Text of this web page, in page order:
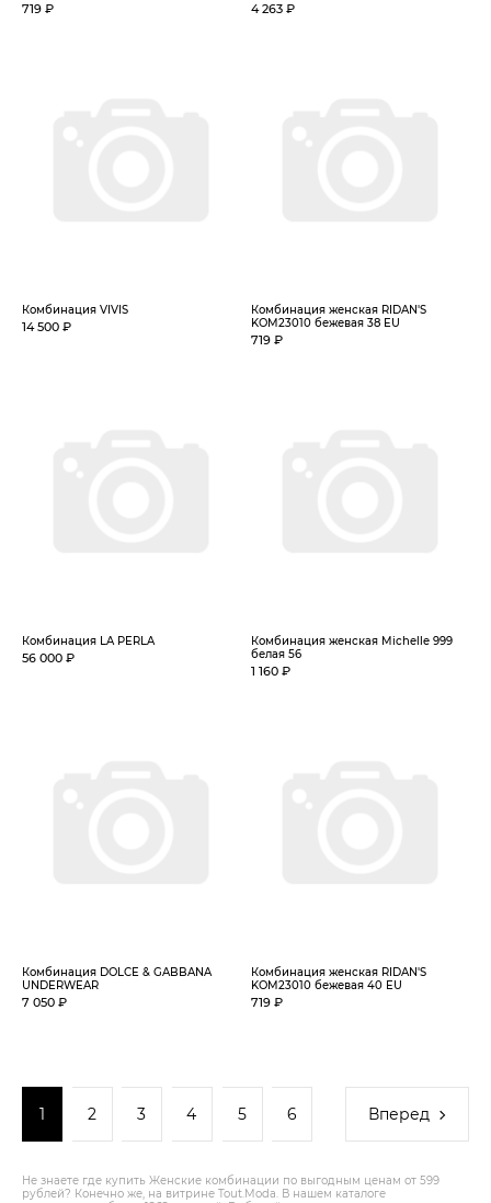
719 ₽ 4 263 ₽
Комбинация VIVIS
14 500 ₽
Комбинация женская RIDAN'S
KOM23010 бежевая 38 EU
719 ₽
Комбинация LA PERLA
56 000 ₽
Комбинация женская Michelle 999
белая 56
1 160 ₽
Комбинация DOLCE & GABBANA
UNDERWEAR
7 050 ₽
Комбинация женская RIDAN'S
KOM23010 бежевая 40 EU
719 ₽
1 2 3 4 5 6 Вперед
Не знаете где купить Женские комбинации по выгодным ценам от 599
рублей? Конечно же, на витрине Tout.Modа. В нашем каталоге